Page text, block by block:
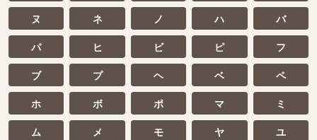
ヌ
ネ ノ ハ
バ
パ
ヒ ビ ピ
フ
ブ
プ ヘ ベ
ペ
ホ
ボ ポ マ
ミ
ム
メ モ ヤ
ユ